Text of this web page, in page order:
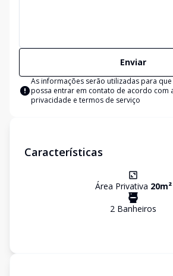
Enviar
As informações serão utilizadas para
possa entrar em contato de acordo com
privacidade e termos de serviço
Características
Área Privativa 20m²
2 Banheiros